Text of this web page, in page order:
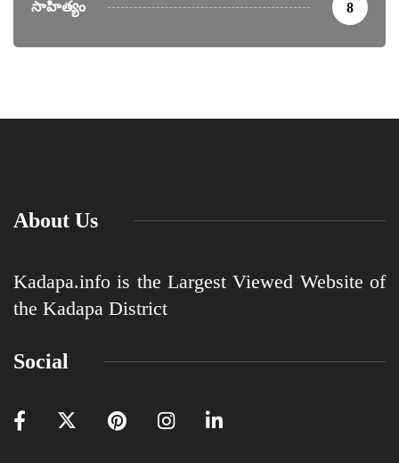
సాహిత్యం 8
About Us
Kadapa.info is the Largest Viewed Website of
the Kadapa District
Social